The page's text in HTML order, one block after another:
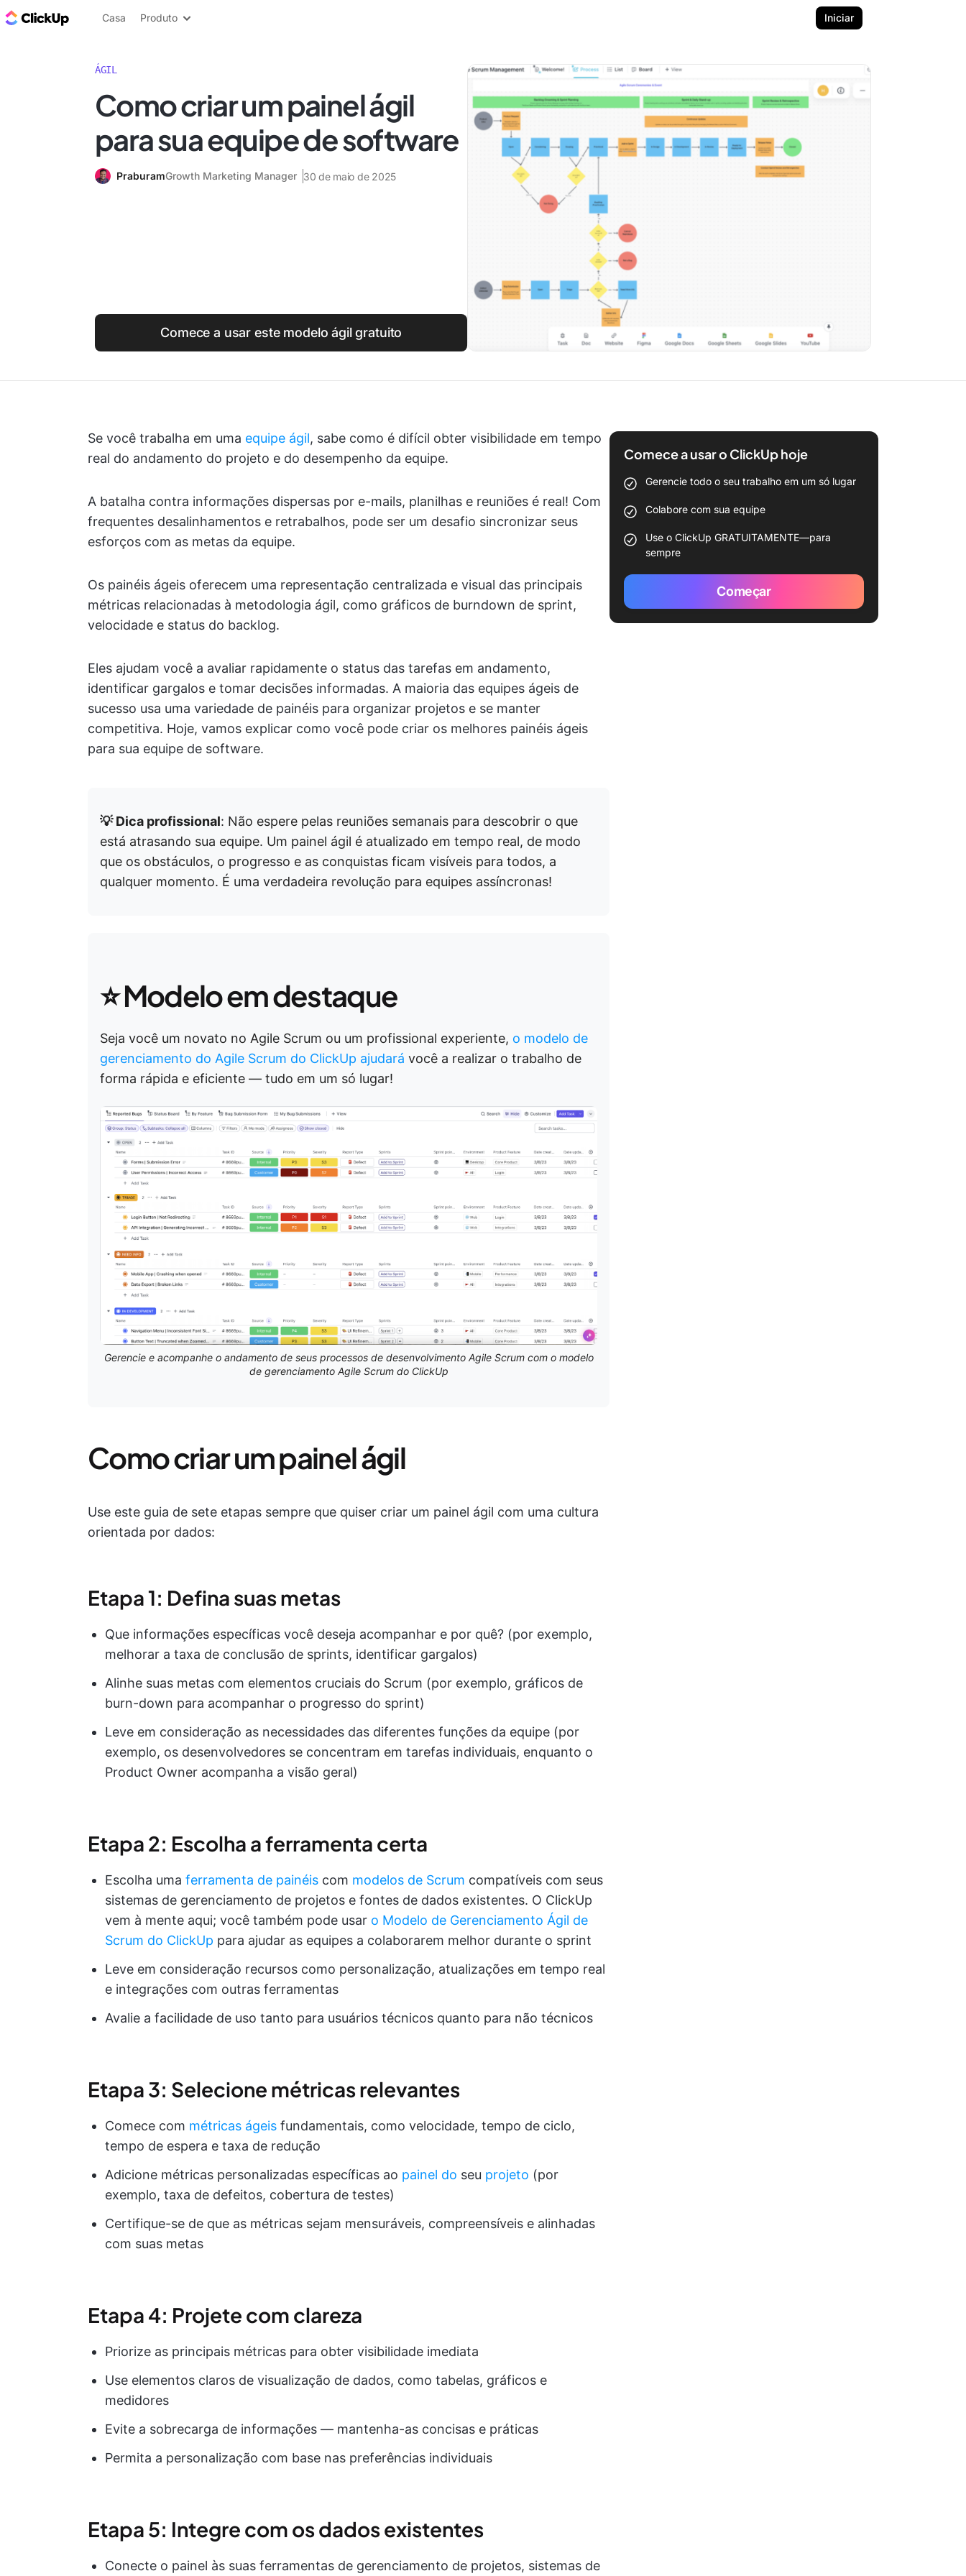
ClickUp Blogue
Casa Produto Iniciar
ÁGIL
Como criar um painel ágil
para sua equipe de software
PraburamGrowth Marketing Manager 30 de maio de 2025
Comece a usar este modelo ágil gratuito
Se você trabalha em uma equipe ágil, sabe como é difícil obter visibilidade em tempo
real do andamento do projeto e do desempenho da equipe.
A batalha contra informações dispersas por e-mails, planilhas e reuniões é real! Com
frequentes desalinhamentos e retrabalhos, pode ser um desafio sincronizar seus
esforços com as metas da equipe.
Os painéis ágeis oferecem uma representação centralizada e visual das principais
métricas relacionadas à metodologia ágil, como gráficos de burndown de sprint,
velocidade e status do backlog.
Eles ajudam você a avaliar rapidamente o status das tarefas em andamento,
identificar gargalos e tomar decisões informadas. A maioria das equipes ágeis de
sucesso usa uma variedade de painéis para organizar projetos e se manter
competitiva. Hoje, vamos explicar como você pode criar os melhores painéis ágeis
para sua equipe de software.
💡 Dica profissional: Não espere pelas reuniões semanais para descobrir o que
está atrasando sua equipe. Um painel ágil é atualizado em tempo real, de modo
que os obstáculos, o progresso e as conquistas ficam visíveis para todos, a
qualquer momento. É uma verdadeira revolução para equipes assíncronas!
⭐Modelo em destaque
Seja você um novato no Agile Scrum ou um profissional experiente, o modelo de
gerenciamento do Agile Scrum do ClickUp ajudará você a realizar o trabalho de
forma rápida e eficiente — tudo em um só lugar!
Gerencie e acompanhe o andamento de seus processos de desenvolvimento Agile Scrum com o modelo
de gerenciamento Agile Scrum do ClickUp
Como criar um painel ágil
Use este guia de sete etapas sempre que quiser criar um painel ágil com uma cultura
orientada por dados:
Etapa 1: Defina suas metas
Que informações específicas você deseja acompanhar e por quê? (por exemplo,
melhorar a taxa de conclusão de sprints, identificar gargalos)
Alinhe suas metas com elementos cruciais do Scrum (por exemplo, gráficos de
burn-down para acompanhar o progresso do sprint)
Leve em consideração as necessidades das diferentes funções da equipe (por
exemplo, os desenvolvedores se concentram em tarefas individuais, enquanto o
Product Owner acompanha a visão geral)
Etapa 2: Escolha a ferramenta certa
Escolha uma ferramenta de painéis com modelos de Scrum compatíveis com seus
sistemas de gerenciamento de projetos e fontes de dados existentes. O ClickUp
vem à mente aqui; você também pode usar o Modelo de Gerenciamento Ágil de
Scrum do ClickUp para ajudar as equipes a colaborarem melhor durante o sprint
Leve em consideração recursos como personalização, atualizações em tempo real
e integrações com outras ferramentas
Avalie a facilidade de uso tanto para usuários técnicos quanto para não técnicos
Etapa 3: Selecione métricas relevantes
Comece com métricas ágeis fundamentais, como velocidade, tempo de ciclo,
tempo de espera e taxa de redução
Adicione métricas personalizadas específicas ao painel do seu projeto (por
exemplo, taxa de defeitos, cobertura de testes)
Certifique-se de que as métricas sejam mensuráveis, compreensíveis e alinhadas
com suas metas
Etapa 4: Projete com clareza
Priorize as principais métricas para obter visibilidade imediata
Use elementos claros de visualização de dados, como tabelas, gráficos e
medidores
Evite a sobrecarga de informações — mantenha-as concisas e práticas
Permita a personalização com base nas preferências individuais
Etapa 5: Integre com os dados existentes
Conecte o painel às suas ferramentas de gerenciamento de projetos, sistemas de
Comece a usar o ClickUp hoje
Gerencie todo o seu trabalho em um só lugar
Colabore com sua equipe
Use o ClickUp GRATUITAMENTE—para
sempre
Começar